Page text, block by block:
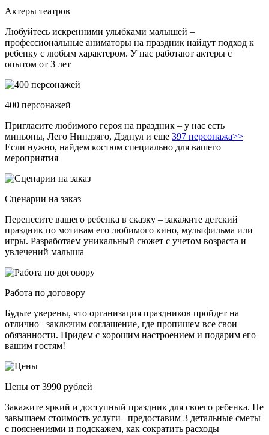
Актеры театров
Любуйтесь искренними улыбками малышей –
профессиональные аниматоры на праздник найдут подход к
ребенку с любым характером. У нас работают актеры с
опытом от 3 лет
400 персонажей
Пригласите любимого героя на праздник – у нас есть
миньоны, Лего Ниндзяго, Дэдпул и еще 397 персонажа>>
Если нужно, найдем костюм специально для вашего
мероприятия
Сценарии на заказ
Перенесите вашего ребенка в сказку – закажите детский
праздник по мотивам его любимого кино, мультфильма или
игры. Разработаем уникальный сюжет с учетом возраста и
увлечений малыша
Работа по договору
Будьте уверены, что организация праздников пройдет на
отлично– заключим соглашение, где пропишем все свои
обязанности. Придем с хорошим настроением и подарим его
вашим гостям!
Цены от 3990 рублей
Закажите яркий и доступный праздник для своего ребенка. Не
завышаем стоимость услуги –предоставим 3 детальные сметы
с пояснениями и подскажем, как сократить расходы